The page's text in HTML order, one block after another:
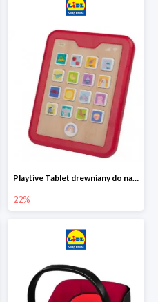
Playtive Tablet drewniany do nauki, interaktywny
22%